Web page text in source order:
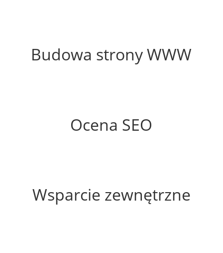
Budowa strony WWW
Ocena SEO
Wsparcie zewnętrzne